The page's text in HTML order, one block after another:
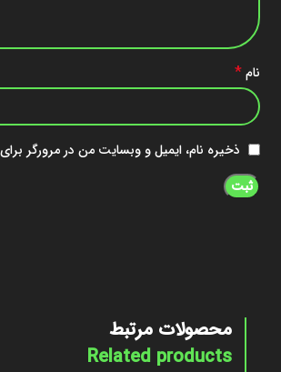
نام*
ذخیره نام، ایمیل و وبسایت من در مرورگر
محصولات مرتبط
Related products